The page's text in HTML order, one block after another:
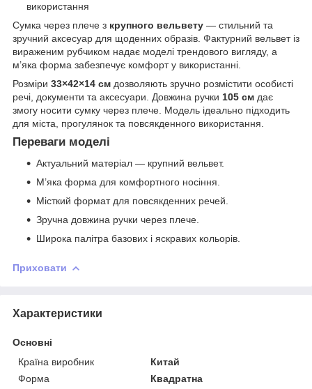
використання
Сумка через плече з крупного вельвету — стильний та
зручний аксесуар для щоденних образів. Фактурний вельвет із
вираженим рубчиком надає моделі трендового вигляду, а
м’яка форма забезпечує комфорт у використанні.
Розміри 33×42×14 см дозволяють зручно розмістити особисті
речі, документи та аксесуари. Довжина ручки 105 см дає
змогу носити сумку через плече. Модель ідеально підходить
для міста, прогулянок та повсякденного використання.
Переваги моделі
Актуальний матеріал — крупний вельвет.
М’яка форма для комфортного носіння.
Місткий формат для повсякденних речей.
Зручна довжина ручки через плече.
Широка палітра базових і яскравих кольорів.
Приховати
Характеристики
Основні
Країна виробник
Китай
Форма
Квадратна